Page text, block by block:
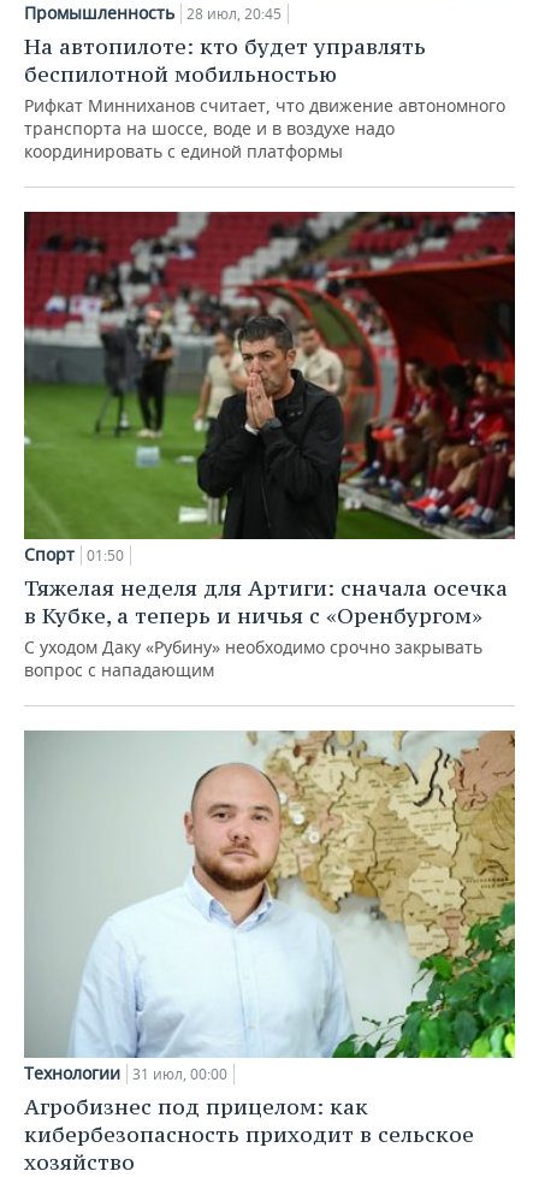
Промышленность 28 июл, 20:45
На автопилоте: кто будет управлять
беспилотной мобильностью
Рифкат Минниханов считает, что движение автономного
транспорта на шоссе, воде и в воздухе надо
координировать с единой платформы
Спорт 01:50
Тяжелая неделя для Артиги: сначала осечка
в Кубке, а теперь и ничья с «Оренбургом»
С уходом Даку «Рубину» необходимо срочно закрывать
вопрос с нападающим
Технологии 31 июл, 00:00
Агробизнес под прицелом: как
кибербезопасность приходит в сельское
хозяйство